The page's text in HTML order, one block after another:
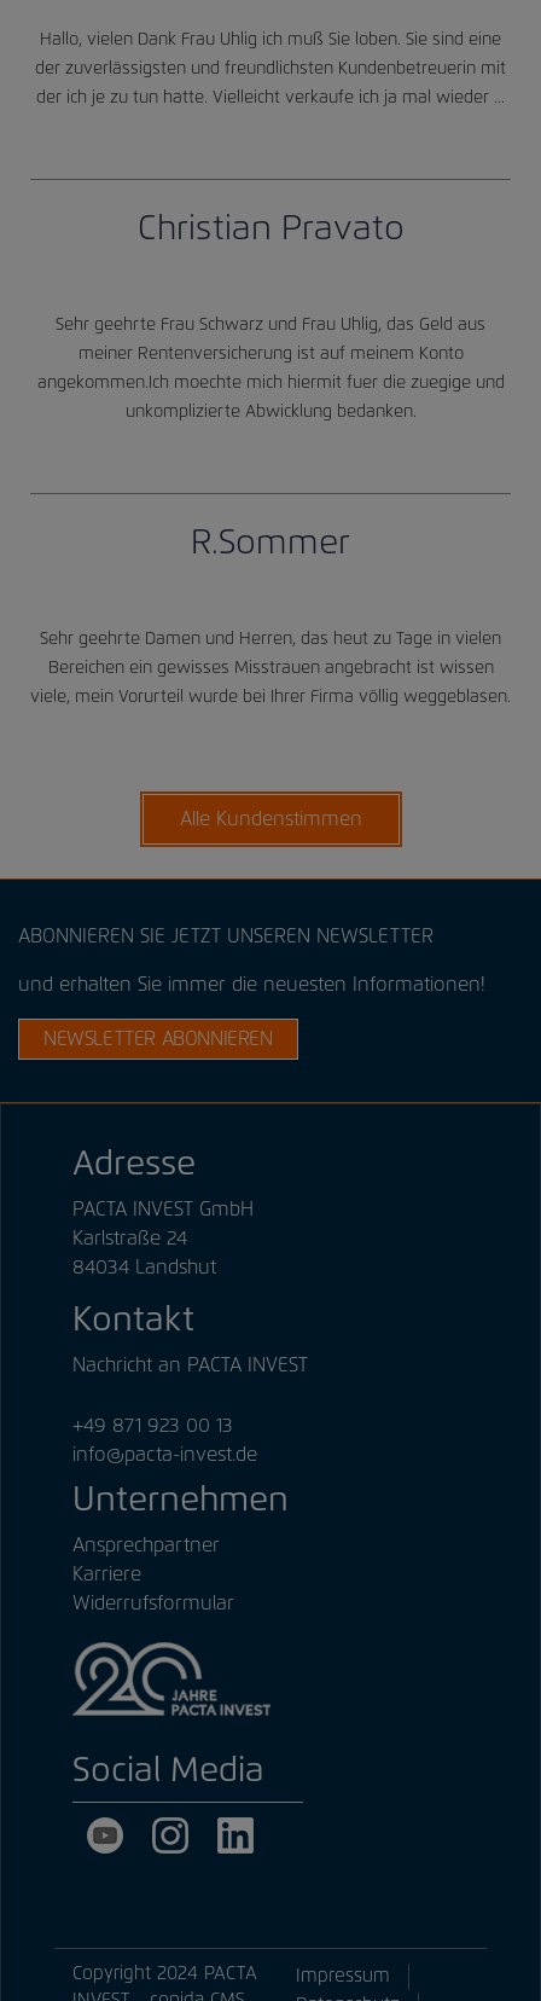
Hallo, vielen Dank Frau Uhlig ich muß Sie loben. Sie sind eine
der zuverlässigsten und freundlichsten Kundenbetreuerin mit
der ich je zu tun hatte. Vielleicht verkaufe ich ja mal wieder ...
Christian Pravato
Sehr geehrte Frau Schwarz und Frau Uhlig, das Geld aus
meiner Rentenversicherung ist auf meinem Konto
angekommen.Ich moechte mich hiermit fuer die zuegige und
unkomplizierte Abwicklung bedanken.
R.Sommer
Sehr geehrte Damen und Herren, das heut zu Tage in vielen
Bereichen ein gewisses Misstrauen angebracht ist wissen
viele, mein Vorurteil wurde bei Ihrer Firma völlig weggeblasen.
Alle Kundenstimmen
SICHERE GASTSCHULUNG JETZT
ABONNIEREN SIE JETZT UNSEREN NEWSLETTER
und erhalten Sie immer die neuesten Informationen!
NEWSLETTER ABONNIEREN
Adresse
PACTA INVEST GmbH
Karlstraße 24
84034 Landshut
Kontakt
Nachricht an PACTA INVEST
Social Media
Unternehmen
Ansprechpartner
Karriere
Widerrufsformular
+49 871 923 00 13
info@pacta-invest.de
Copyright 2024 PACTA
Impressum